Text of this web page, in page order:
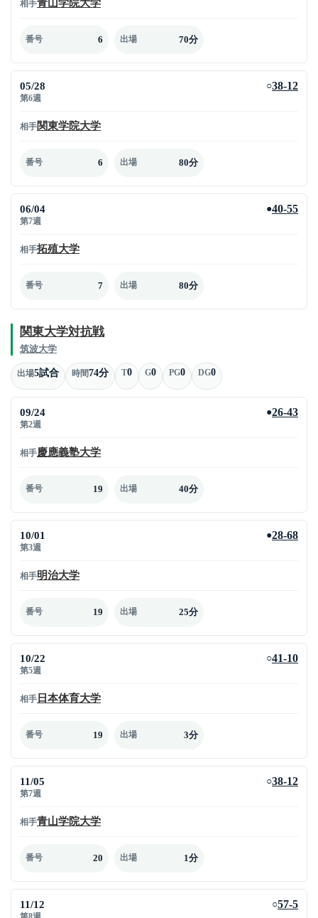
相手
番号 6 出場 70分
05/28
第6週
○38-12
相手関東学院大学
番号 6 出場 80分
06/04
第7週
●40-55
相手拓殖大学
番号 7 出場 80分
関東大学対抗戦
筑波大学
出場5試合 時間74分 T0 G0 PG0 DG0
09/24
第2週
●26-43
相手慶應義塾大学
番号 19 出場 40分
10/01
第3週
●28-68
相手明治大学
番号 19 出場 25分
10/22
第5週
○41-10
相手 日本体育大学
番号 19 出場 3分
11/05
第7週
○38-12
相手青山学院大学
番号 20 出場 1分
11/12 ○57-5